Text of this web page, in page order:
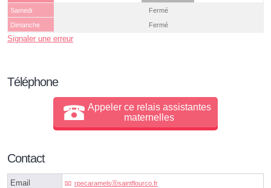
Samedi
Fermé
Dimanche
Fermé
Signaler une erreur
Téléphone
Appeler ce relais assistantes
maternelles
Contact
Email rpecaramelsⓐsaintflourco.fr